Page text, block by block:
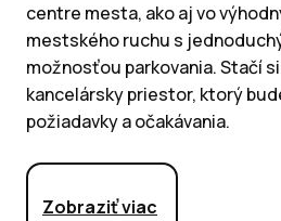
centre mesta, ako aj vo
mestského ruchu s
možnosťou parkovania. Stačí
kancelársky priestor, ktorý
požiadavky a očakávania.
Zobraziť viac